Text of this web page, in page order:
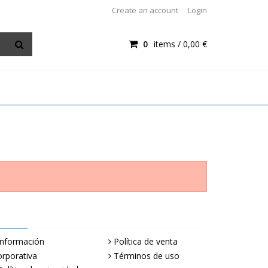
Create an account Login
0 items / 0,00 €
Política de venta
Términos de uso